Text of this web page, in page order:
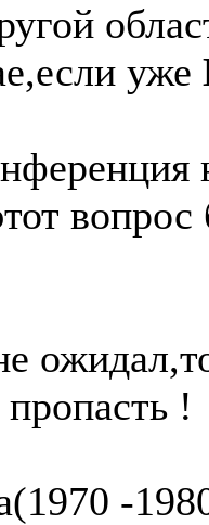
уже
!
-